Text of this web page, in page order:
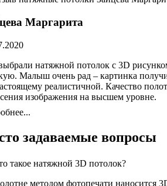
Маргарита
натяжной потолок с 3D
Малыш очень рад – картинка
реалистичной. Качество
изображения на высшем уровне.
задаваемые вопросы
такое натяжной 3D потолок?
методом фотопечати наносится